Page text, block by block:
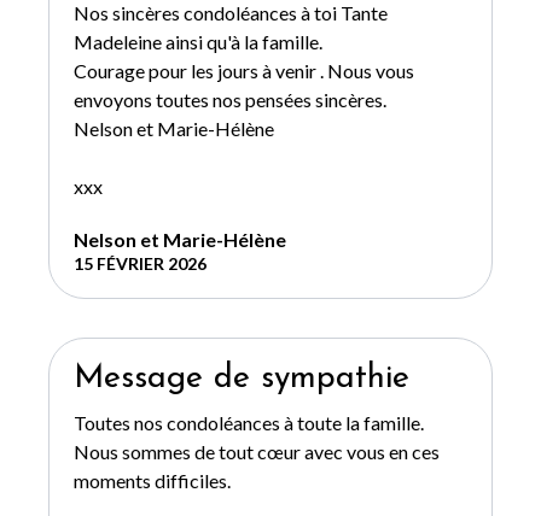
Nos sincères condoléances à toi Tante
Madeleine ainsi qu'à la famille.
Courage pour les jours à venir . Nous vous
envoyons toutes nos pensées sincères.
Nelson et Marie-Hélène
xxx
Nelson et Marie-Hélène
15 FÉVRIER 2026
Message de sympathie
Toutes nos condoléances à toute la famille.
Nous sommes de tout cœur avec vous en ces
moments difficiles.